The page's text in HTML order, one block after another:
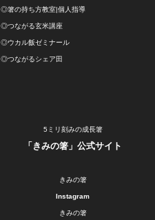
◎箸の持ち方教室|個人指導
◎つながる玄米講座
◎ウカル飯ゼミナール
◎つながるシェア田
5ミリ刻みの成長箸
「きみの箸」公式サイト
きみの箸
Instagram
きみの箸